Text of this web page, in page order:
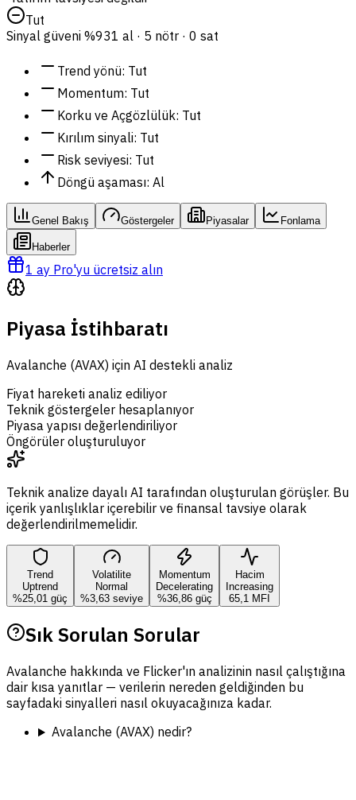
Tut
Sinyal güveni %931 al · 5 nötr · 0 sat
Trend yönü: Tut
Momentum: Tut
Korku ve Açgözlülük: Tut
Kırılım sinyali: Tut
Risk seviyesi: Tut
Döngü aşaması: Al
Genel Bakış Göstergeler Piyasalar Fonlama
Haberler
1 ay Pro'yu ücretsiz alın
Piyasa İstihbaratı
Avalanche (AVAX) için AI destekli analiz
Fiyat hareketi analiz ediliyor
Teknik göstergeler hesaplanıyor
Piyasa yapısı değerlendiriliyor
Öngörüler oluşturuluyor
Teknik analize dayalı AI tarafından oluşturulan görüşler. Bu
içerik yanlışlıklar içerebilir ve finansal tavsiye olarak
değerlendirilmemelidir.
Trend
Uptrend
%25,01 güç
Volatilite
Normal
%3,63 seviye
Momentum
Decelerating
%36,86 güç
Hacim
Increasing
65,1 MFI
Sık Sorulan Sorular
Avalanche hakkında ve Flicker'ın analizinin nasıl çalıştığına
dair kısa yanıtlar — verilerin nereden geldiğinden bu
sayfadaki sinyalleri nasıl okuyacağınıza kadar.
Avalanche (AVAX) nedir?